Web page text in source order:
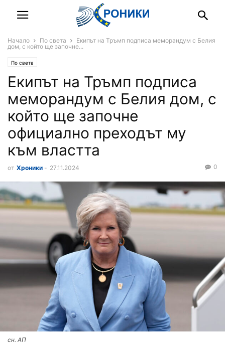
Начало По света
Екипът на Тръмп подписа меморандум с Белия
дом, с който ще започне...
По света
Екипът на Тръмп подписа
меморандум с Белия дом, с
който ще започне
официално преходът му
към властта
от Хроники - 27.11.2024 0
сн. АП